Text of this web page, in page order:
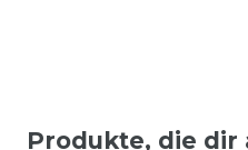
Produkte, die